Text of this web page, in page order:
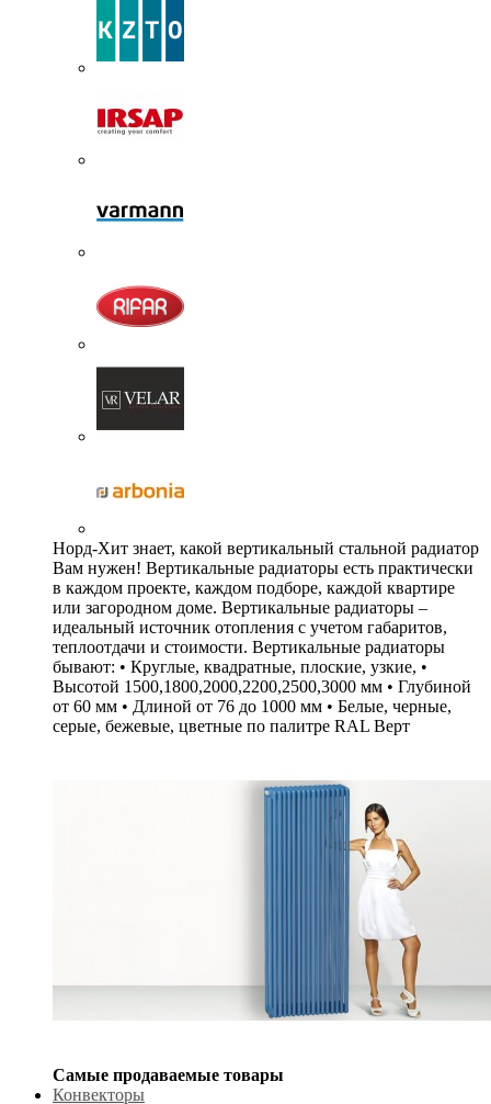
Норд-Хит знает, какой вертикальный стальной радиатор
Вам нужен! Вертикальные радиаторы есть практически
в каждом проекте, каждом подборе, каждой квартире
или загородном доме. Вертикальные радиаторы –
идеальный источник отопления с учетом габаритов,
теплоотдачи и стоимости. Вертикальные радиаторы
бывают: • Круглые, квадратные, плоские, узкие, •
Высотой 1500,1800,2000,2200,2500,3000 мм • Глубиной
от 60 мм • Длиной от 76 до 1000 мм • Белые, черные,
серые, бежевые, цветные по палитре RAL Верт
Самые продаваемые товары
Конвекторы